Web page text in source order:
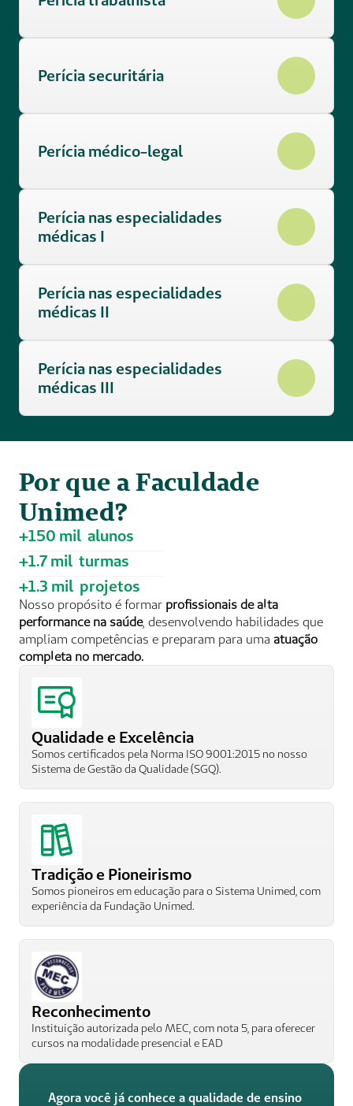
Perícia securitária
Perícia médico-legal
Perícia nas especialidades
médicas I
Perícia nas especialidades
médicas II
Perícia nas especialidades
médicas III
Por que a Faculdade
Unimed?
Nosso propósito é formar profissionais de alta
performance na saúde, desenvolvendo habilidades que
ampliam competências e preparam para uma atuação
completa no mercado.
+150 mil  alunos
+1.7 mil  turmas
+1.3 mil  projetos
Qualidade e Excelência
Somos certificados pela Norma ISO 9001:2015 no nosso
Sistema de Gestão da Qualidade (SGQ).
Tradição e Pioneirismo
Somos pioneiros em educação para o Sistema Unimed, com
experiência da Fundação Unimed.
Reconhecimento
Instituição autorizada pelo MEC, com nota 5, para oferecer
cursos na modalidade presencial e EAD
Agora você já conhece a qualidade de ensino